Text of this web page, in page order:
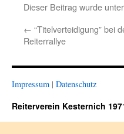
Dieser Beitrag wurde unter
← “Titelverteidigung” bei
Reiterrallye
Impressum | Datenschutz
Reiterverein Kesternich